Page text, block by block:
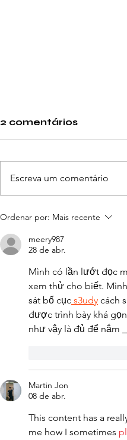
10 museus insólitos a
2 comentários
Escreva um comentário
Ordenar por: Mais recente
meery987
28 de abr.
Mình có lần lướt đọc
xem thử cho biết.
sát bố cục s3udy cách
được trình bày khá
như vậy là đủ để nắm
Martin Jon
08 de abr.
This content has a
me how I sometimes